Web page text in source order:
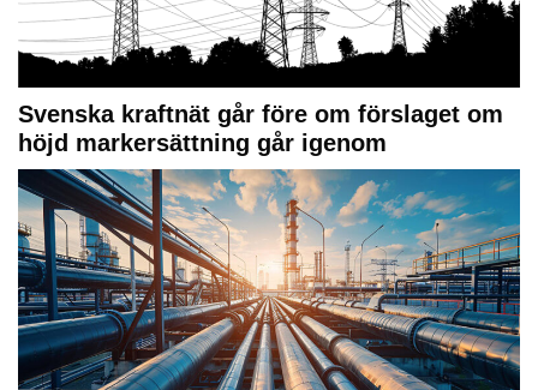
Svenska kraftnät går före om förslaget om
höjd markersättning går igenom